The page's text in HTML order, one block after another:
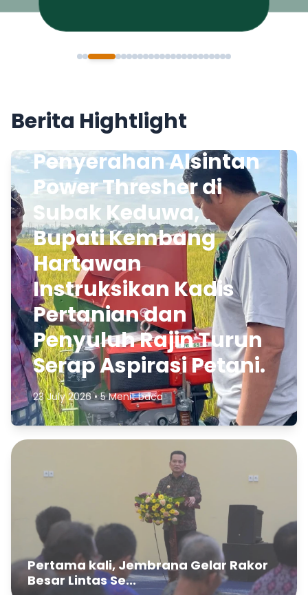
Berita Hightlight
Penyerahan Alsintan
Power Thresher di
Subak Keduwa,
Bupati Kembang
Hartawan
Instruksikan Kadis
Pertanian dan
Penyuluh Rajin Turun
Serap Aspirasi Petani.
23 July 2026 • 5 Menit baca
Pertama kali, Jembrana Gelar Rakor
Besar Lintas Se...